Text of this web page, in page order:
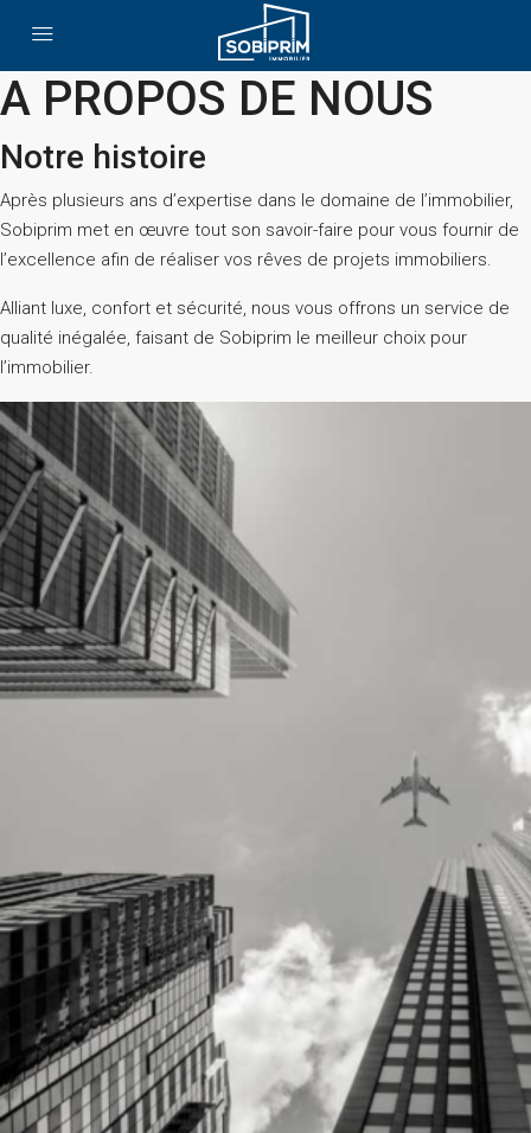
A PROPOS DE NOUS
Notre histoire
Après plusieurs ans d’expertise dans le domaine de l’immobilier,
Sobiprim met en œuvre tout son savoir-faire pour vous fournir de
l’excellence afin de réaliser vos rêves de projets immobiliers.
Alliant luxe, confort et sécurité, nous vous offrons un service de
qualité inégalée, faisant de Sobiprim le meilleur choix pour
l’immobilier.